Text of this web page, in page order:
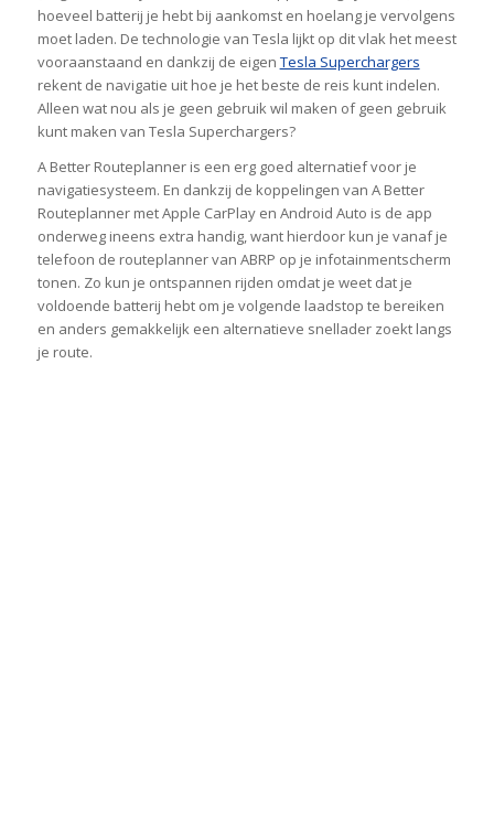
hoeveel batterij je hebt bij aankomst en hoelang je vervolgens
moet laden. De technologie van Tesla lijkt op dit vlak het meest
vooraanstaand en dankzij de eigen Tesla Superchargers
rekent de navigatie uit hoe je het beste de reis kunt indelen.
Alleen wat nou als je geen gebruik wil maken of geen gebruik
kunt maken van Tesla Superchargers?
A Better Routeplanner is een erg goed alternatief voor je
navigatiesysteem. En dankzij de koppelingen van A Better
Routeplanner met Apple CarPlay en Android Auto is de app
onderweg ineens extra handig, want hierdoor kun je vanaf je
telefoon de routeplanner van ABRP op je infotainmentscherm
tonen. Zo kun je ontspannen rijden omdat je weet dat je
voldoende batterij hebt om je volgende laadstop te bereiken
en anders gemakkelijk een alternatieve snellader zoekt langs
je route.